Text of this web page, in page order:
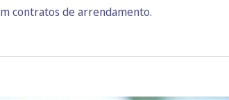
contratos de arrendamento.